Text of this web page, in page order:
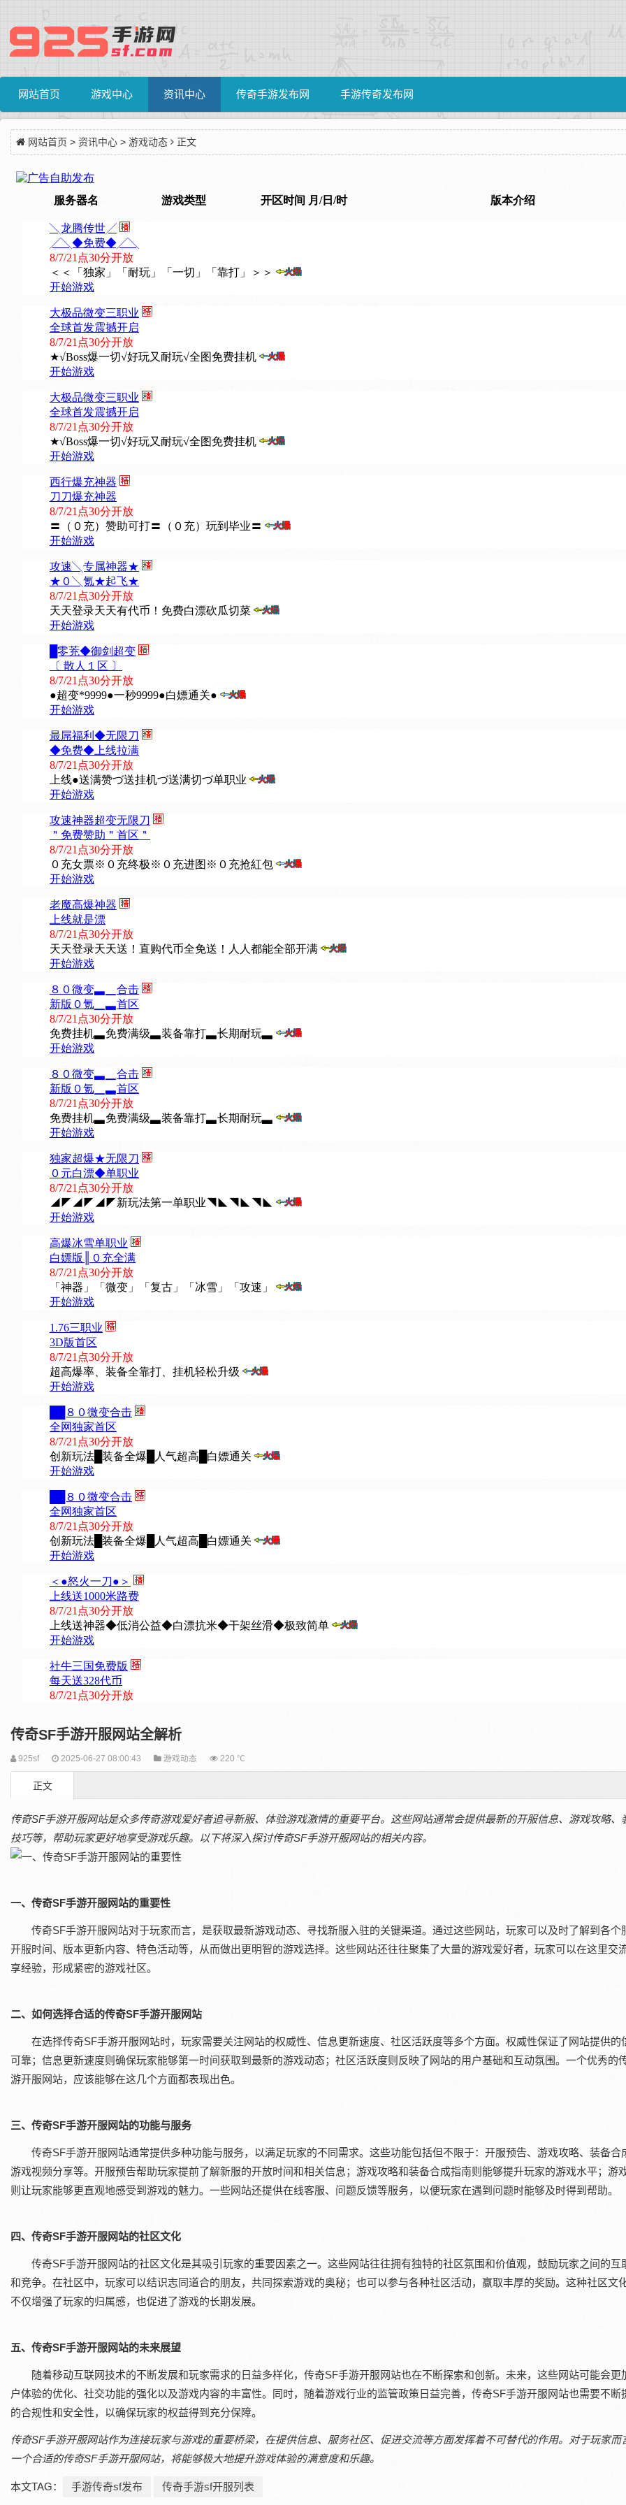
网站首页 游戏中心 资讯中心 传奇手游发布网 手游传奇发布网
网站首页 > 资讯中心 > 游戏动态 正文
传奇SF手游开服网站全解析
925sf 2025-06-27 08:00:43 游戏动态 220 ℃
正文
传奇SF手游开服网站是众多传奇游戏爱好者追寻新服、体验游戏激情的重要平台。这些网站通常会提供最新的开服信息、游戏攻略、
技巧等，帮助玩家更好地享受游戏乐趣。以下将深入探讨传奇SF手游开服网站的相关内容。
一、传奇SF手游开服网站的重要性
传奇SF手游开服网站对于玩家而言，是获取最新游戏动态、寻找新服入驻的关键渠道。通过这些网站，玩家可以及时了解到各个
开服时间、版本更新内容、特色活动等，从而做出更明智的游戏选择。这些网站还往往聚集了大量的游戏爱好者，玩家可以在这里交
享经验，形成紧密的游戏社区。
二、如何选择合适的传奇SF手游开服网站
在选择传奇SF手游开服网站时，玩家需要关注网站的权威性、信息更新速度、社区活跃度等多个方面。权威性保证了网站提供的
可靠；信息更新速度则确保玩家能够第一时间获取到最新的游戏动态；社区活跃度则反映了网站的用户基础和互动氛围。一个优秀的
游开服网站，应该能够在这几个方面都表现出色。
三、传奇SF手游开服网站的功能与服务
传奇SF手游开服网站通常提供多种功能与服务，以满足玩家的不同需求。这些功能包括但不限于：开服预告、游戏攻略、装备合
游戏视频分享等。开服预告帮助玩家提前了解新服的开放时间和相关信息；游戏攻略和装备合成指南则能够提升玩家的游戏水平；游
则让玩家能够更直观地感受到游戏的魅力。一些网站还提供在线客服、问题反馈等服务，以便玩家在遇到问题时能够及时得到帮助。
四、传奇SF手游开服网站的社区文化
传奇SF手游开服网站的社区文化是其吸引玩家的重要因素之一。这些网站往往拥有独特的社区氛围和价值观，鼓励玩家之间的互
和竞争。在社区中，玩家可以结识志同道合的朋友，共同探索游戏的奥秘；也可以参与各种社区活动，赢取丰厚的奖励。这种社区文
不仅增强了玩家的归属感，也促进了游戏的长期发展。
五、传奇SF手游开服网站的未来展望
随着移动互联网技术的不断发展和玩家需求的日益多样化，传奇SF手游开服网站也在不断探索和创新。未来，这些网站可能会更
户体验的优化、社交功能的强化以及游戏内容的丰富性。同时，随着游戏行业的监管政策日益完善，传奇SF手游开服网站也需要不断
的合规性和安全性，以确保玩家的权益得到充分保障。
传奇SF手游开服网站作为连接玩家与游戏的重要桥梁，在提供信息、服务社区、促进交流等方面发挥着不可替代的作用。对于玩家而
一个合适的传奇SF手游开服网站，将能够极大地提升游戏体验的满意度和乐趣。
本文TAG： 手游传奇sf发布 传奇手游sf开服列表